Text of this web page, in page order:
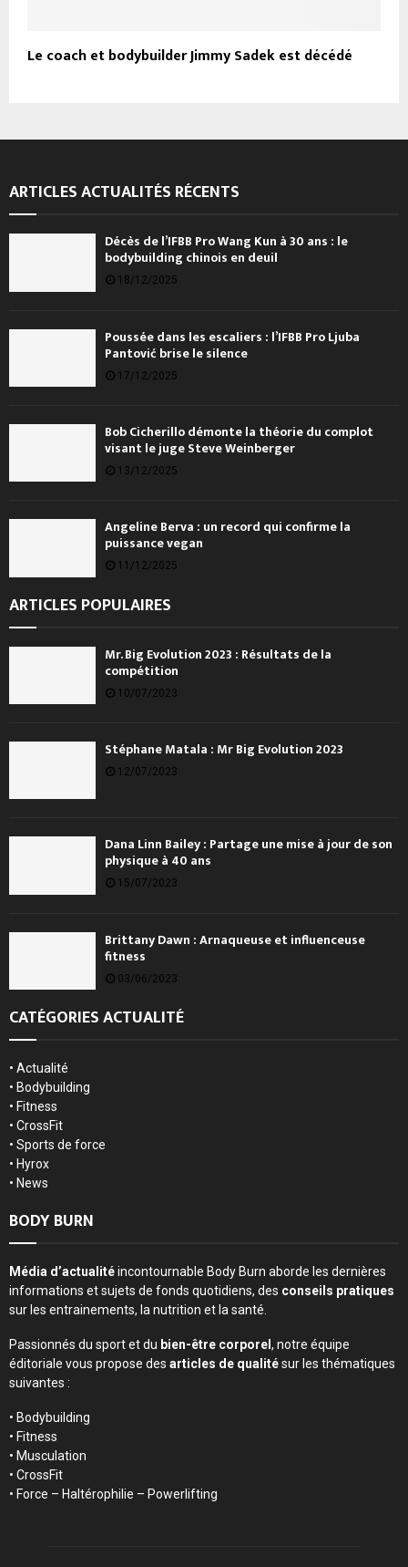
Le coach et bodybuilder Jimmy Sadek est décédé
ARTICLES ACTUALITÉS RÉCENTS
Décès de l’IFBB Pro Wang Kun à 30 ans : le
bodybuilding chinois en deuil
18/12/2025
Poussée dans les escaliers : l’IFBB Pro Ljuba
Pantović brise le silence
17/12/2025
Bob Cicherillo démonte la théorie du complot
visant le juge Steve Weinberger
13/12/2025
Angeline Berva : un record qui confirme la
puissance vegan
11/12/2025
ARTICLES POPULAIRES
Mr. Big Evolution 2023 : Résultats de la
compétition
10/07/2023
Stéphane Matala : Mr Big Evolution 2023
12/07/2023
Dana Linn Bailey : Partage une mise à jour de son
physique à 40 ans
15/07/2023
Brittany Dawn : Arnaqueuse et influenceuse
fitness
03/06/2023
CATÉGORIES ACTUALITÉ
• Actualité
• Bodybuilding
• Fitness
• CrossFit
• Sports de force
• Hyrox
• News
BODY BURN
Média d’actualitéincontournable Body Burn aborde les dernières
informations et sujets de fonds quotidiens, des conseils pratiques
sur les entrainements, la nutrition et la santé.
Passionnés du sport et du bien-être corporel , notre équipe
éditoriale vous propose des articles de qualitésur les thématiques
suivantes :
• Bodybuilding
• Fitness
• Musculation
• CrossFit
• Force – Haltérophilie – Powerlifting